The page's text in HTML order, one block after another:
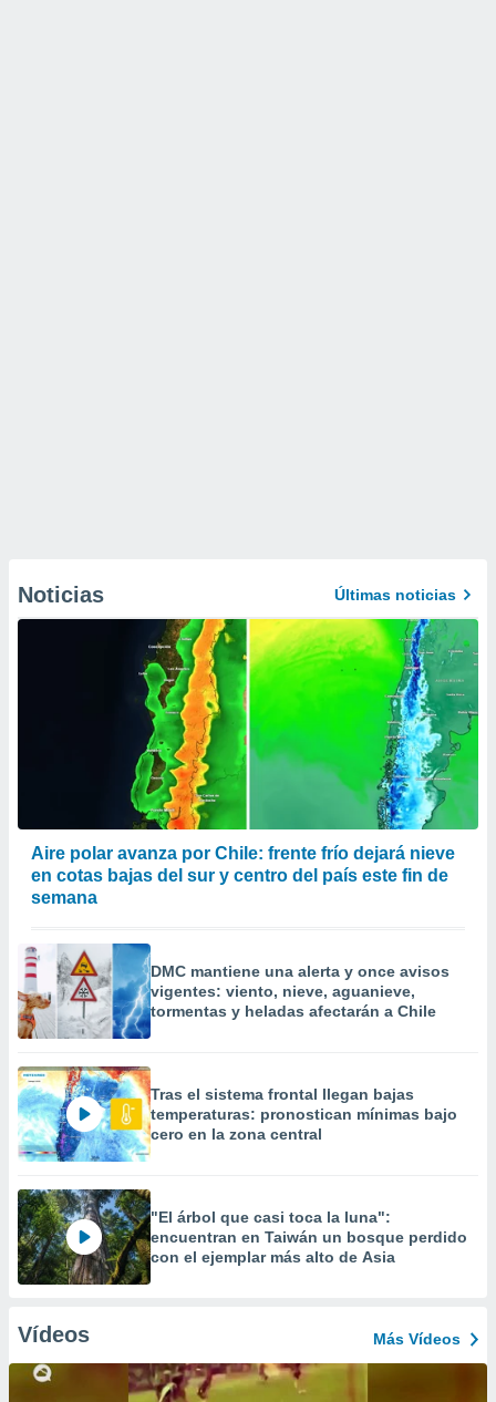
Noticias Últimas noticias
Aire polar avanza por Chile: frente frío dejará nieve
en cotas bajas del sur y centro del país este fin de
semana
DMC mantiene una alerta y once avisos
vigentes: viento, nieve, aguanieve,
tormentas y heladas afectarán a Chile
Tras el sistema frontal llegan bajas
temperaturas: pronostican mínimas bajo
cero en la zona central
"El árbol que casi toca la luna":
encuentran en Taiwán un bosque perdido
con el ejemplar más alto de Asia
Vídeos Más Vídeos